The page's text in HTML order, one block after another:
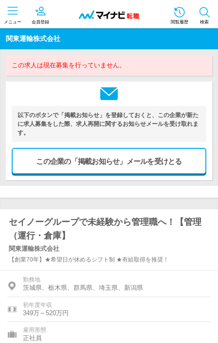
メニュー 会員登録 閲覧履歴 検索
関東運輸株式会社
この求人は現在募集を行っていません。
以下のボタンで「掲載お知らせ」を登録しておくと、この企業が新た
に求人募集をした際、求人再開に関するお知らせメールを受け取れま
す。
この企業の「掲載お知らせ」メールを受けとる
セイノーグループで未経験から管理職へ！【管理
（運行・倉庫】
関東運輸株式会社
【創業70年】★希望日が休めるシフト制 ★有給取得を推奨！
勤務地
茨城県、栃木県、群馬県、埼玉県、新潟県
初年度年収
349万～520万円
雇用形態
正社員